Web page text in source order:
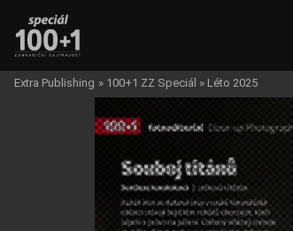
Extra Publishing » 100+1 ZZ Speciál » Léto 2025